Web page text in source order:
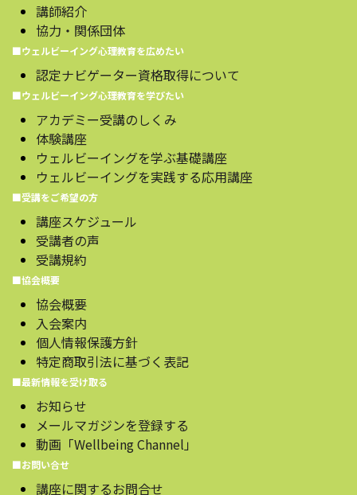
講師紹介
協力・関係団体
■ウェルビーイング心理教育を広めたい
認定ナビゲーター資格取得について
■ウェルビーイング心理教育を学びたい
アカデミー受講のしくみ
体験講座
ウェルビーイングを学ぶ基礎講座
ウェルビーイングを実践する応用講座
■受講をご希望の方
講座スケジュール
受講者の声
受講規約
■協会概要
協会概要
入会案内
個人情報保護方針
特定商取引法に基づく表記
■最新情報を受け取る
お知らせ
メールマガジンを登録する
動画「Wellbeing Channel」
■お問い合せ
講座に関するお問合せ